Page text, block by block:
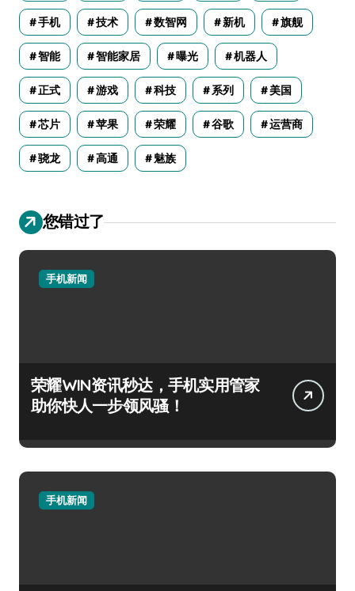
手机 技术 数智网 新机 旗舰
智能 智能家居 曝光 机器人
正式 游戏 科技 系列 美国
芯片 苹果 荣耀 谷歌 运营商
骁龙 高通 魅族
您错过了
手机新闻
荣耀WIN资讯秒达，手机实用管家
助你快人一步领风骚！
手机新闻